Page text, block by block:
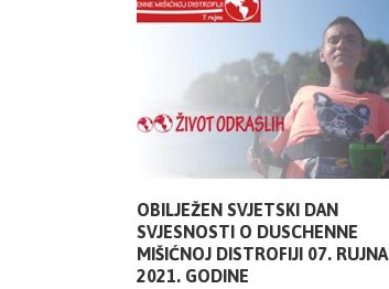
OBILJEŽEN SVJETSKI DAN
SVJESNOSTI O DUSCHENNE
MIŠIĆNOJ DISTROFIJI 07. RUJNA
2021. GODINE